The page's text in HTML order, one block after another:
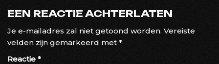
EEN REACTIE ACHTERLATEN
Je e-mailadres zal niet getoond worden. Vereiste
velden zijn gemarkeerd met *
Reactie *